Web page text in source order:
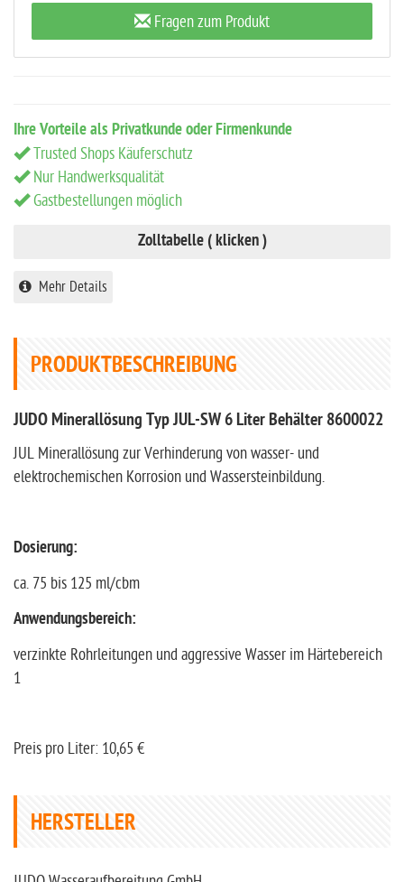
Fragen zum Produkt
Ihre Vorteile als Privatkunde oder Firmenkunde
Trusted Shops Käuferschutz
Nur Handwerksqualität
Gastbestellungen möglich
Zolltabelle ( klicken )
Mehr Details
PRODUKTBESCHREIBUNG
JUDO Minerallösung Typ JUL-SW 6 Liter Behälter 8600022
JUL Minerallösung zur Verhinderung von wasser- und
elektrochemischen Korrosion und Wassersteinbildung.
Dosierung:
ca. 75 bis 125 ml/cbm
Anwendungsbereich:
verzinkte Rohrleitungen und aggressive Wasser im Härtebereich
1
Preis pro Liter: 10,65 €
HERSTELLER